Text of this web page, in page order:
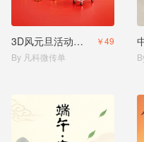
3D风元旦活动促销
￥49
By 凡科微传单